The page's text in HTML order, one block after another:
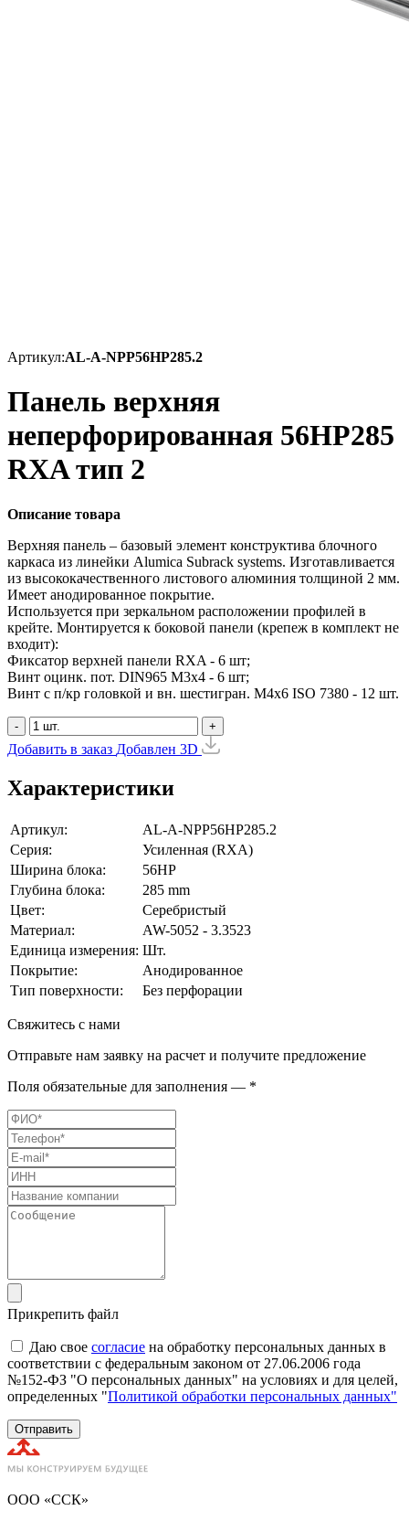
Артикул:AL-A-NPP56HP285.2
Панель верхняя
неперфорированная 56HP285
RXA тип 2
Описание товара
Верхняя панель – базовый элемент конструктива блочного
каркаса из линейки Alumica Subrack systems. Изготавливается
из высококачественного листового алюминия толщиной 2 мм.
Имеет анодированное покрытие.
Используется при зеркальном расположении профилей в
крейте. Монтируется к боковой панели (крепеж в комплект не
входит):
Фиксатор верхней панели RXA - 6 шт;
Винт оцинк. пот. DIN965 М3х4 - 6 шт;
Винт с п/кр головкой и вн. шестигран. М4x6 ISO 7380 - 12 шт.
- +
Добавить в заказ Добавлен 3D
Характеристики
Артикул:
AL-A-NPP56HP285.2
Серия:
Усиленная (RXA)
Ширина блока:
56HP
Глубина блока:
285 mm
Цвет:
Серебристый
Материал:
AW-5052 - 3.3523
Единица измерения: Шт.
Покрытие:
Анодированное
Тип поверхности:
Без перфорации
Свяжитесь с нами
Отправьте нам заявку на расчет и получите предложение
Поля обязательные для заполнения — *
Прикрепить файл
Даю свое согласие на обработку персональных данных в
соответствии с федеральным законом от 27.06.2006 года
№152-ФЗ "О персональных данных" на условиях и для целей,
определенных "Политикой обработки персональных данных"
Отправить
ООО «ССК»